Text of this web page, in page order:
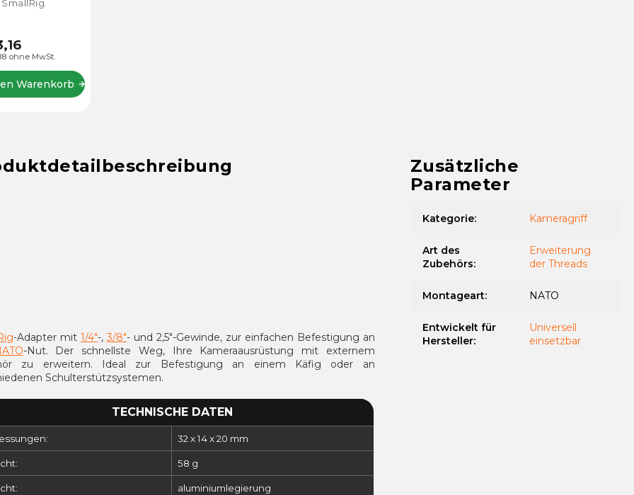
ohne MwSt.
Warenkorb
-Adapter mit 1/4"-,3/8"- und 2,5"-Gewinde, zur einfachen Befestigung an
-Nut. Der schnellste Weg, Ihre Kameraausrüstung mit externem
zu erweitern. Ideal zur Befestigung an einem Käfig oder an
Schulterstützsystemen.
TECHNISCHE DATEN
32 x 14 x 20 mm
58 g
aluminiumlegierung
Zusätzliche
Parameter
Kategorie: Kameragriff
Art des
Zubehörs:
Erweiterung
der Threads
Montageart: NATO
Entwickelt für
Hersteller:
Universell
einsetzbar